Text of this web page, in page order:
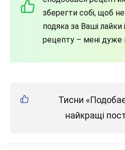
зберегти собі, щоб
подяка за Ваші
рецепту – мені дуже
Тисни
найкращі